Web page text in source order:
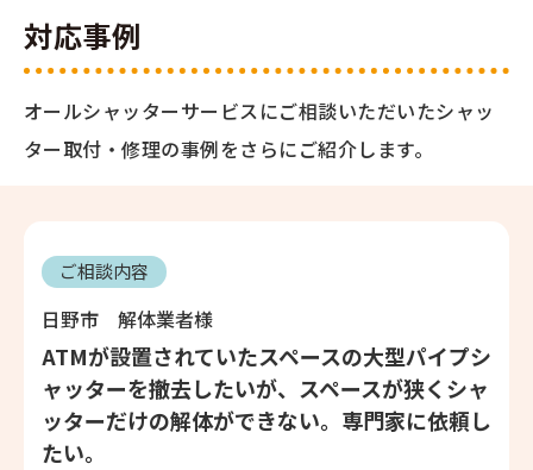
対応事例
オールシャッターサービスにご相談いただいたシャッ
ター取付・修理の事例をさらにご紹介します。
ご相談内容
日野市 解体業者様
ATMが設置されていたスペースの大型パイプシ
ャッターを撤去したいが、スペースが狭くシャ
ッターだけの解体ができない。専門家に依頼し
たい。